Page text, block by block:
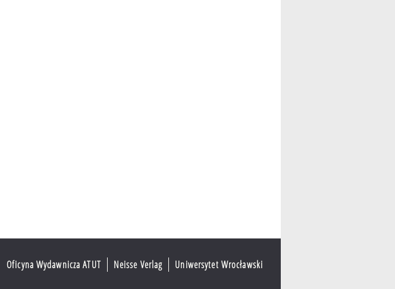
Oficyna Wydawnicza ATUT Neisse Verlag Uniwersytet Wrocławski